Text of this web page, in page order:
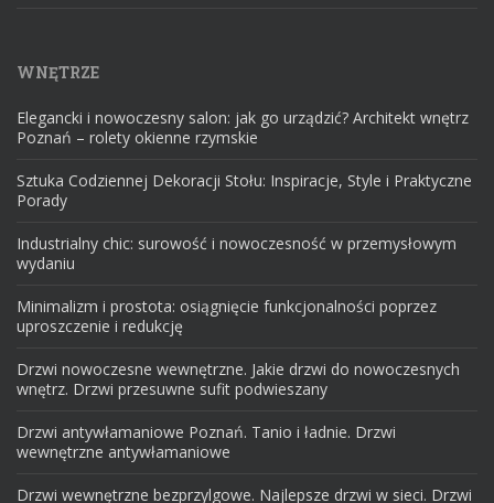
WNĘTRZE
Elegancki i nowoczesny salon: jak go urządzić? Architekt wnętrz
Poznań – rolety okienne rzymskie
Sztuka Codziennej Dekoracji Stołu: Inspiracje, Style i Praktyczne
Porady
Industrialny chic: surowość i nowoczesność w przemysłowym
wydaniu
Minimalizm i prostota: osiągnięcie funkcjonalności poprzez
uproszczenie i redukcję
Drzwi nowoczesne wewnętrzne. Jakie drzwi do nowoczesnych
wnętrz. Drzwi przesuwne sufit podwieszany
Drzwi antywłamaniowe Poznań. Tanio i ładnie. Drzwi
wewnętrzne antywłamaniowe
Drzwi wewnętrzne bezprzylgowe. Najlepsze drzwi w sieci. Drzwi